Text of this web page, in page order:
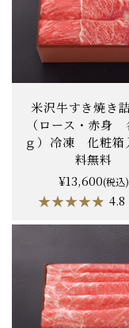
米沢牛すき焼き
（ロース・赤身
ｇ）冷凍 化粧
料無料
¥13,600(税込)
★★★★★
★★★★★ 4.8